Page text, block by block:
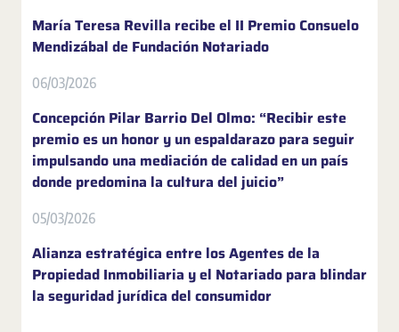
María Teresa Revilla recibe el II Premio Consuelo
Mendizábal de Fundación Notariado
06/03/2026
Concepción Pilar Barrio Del Olmo: “Recibir este
premio es un honor y un espaldarazo para seguir
impulsando una mediación de calidad en un país
donde predomina la cultura del juicio”
05/03/2026
Alianza estratégica entre los Agentes de la
Propiedad Inmobiliaria y el Notariado para blindar
la seguridad jurídica del consumidor